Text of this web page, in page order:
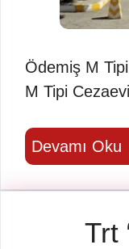
Ödemiş M
M Tipi
Devamı
Trt